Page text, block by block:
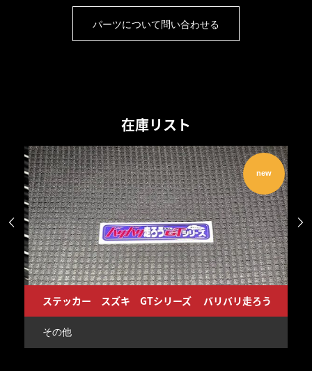
パーツについて問い合わせる
在庫リスト
new
ステッカー スズキ GTシリーズ バリバリ走ろう
その他
 